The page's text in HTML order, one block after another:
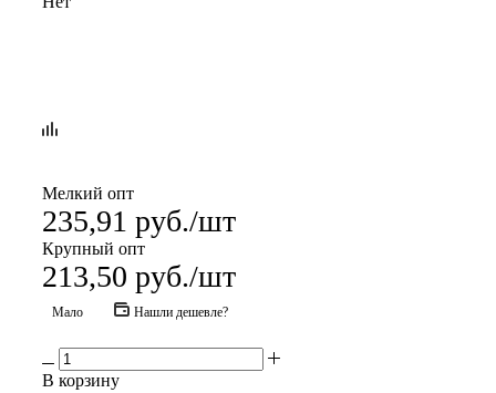
Мелкий опт
235,91 руб./шт
Крупный опт
213,50 руб./шт
Мало Нашли дешевле?
В корзину